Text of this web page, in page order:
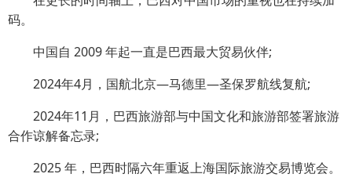
码。
中国自 2009 年起一直是巴西最大贸易伙伴;
2024年4月，国航北京—马德里—圣保罗航线复航;
2024年11月，巴西旅游部与中国文化和旅游部签署旅游
合作谅解备忘录;
2025 年，巴西时隔六年重返上海国际旅游交易博览会。